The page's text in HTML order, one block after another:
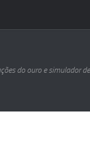
do ouro e simulador